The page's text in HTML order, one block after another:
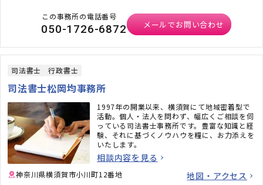
この事務所の電話番号
050-1726-6872 メールでお問い合わせ
司法書士 行政書士
司法書士松岡均事務所
1997年の開業以来、横須賀にて地域密着型で
活動。個人・法人を問わず、幅広くご相談を伺
っている司法書士事務所です。豊富な知識と経
験、それに基づくノウハウを糧に、お力添えを
いたします。
相談内容を見る
神奈川県横須賀市小川町12番地 地図・アクセス